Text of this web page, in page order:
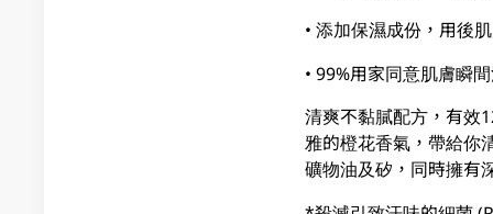
• 添加保濕成份，用後
• 99%用家同意肌膚瞬
清爽不黏膩配方，有效
雅的橙花香氣，帶給你
礦物油及矽，同時擁有